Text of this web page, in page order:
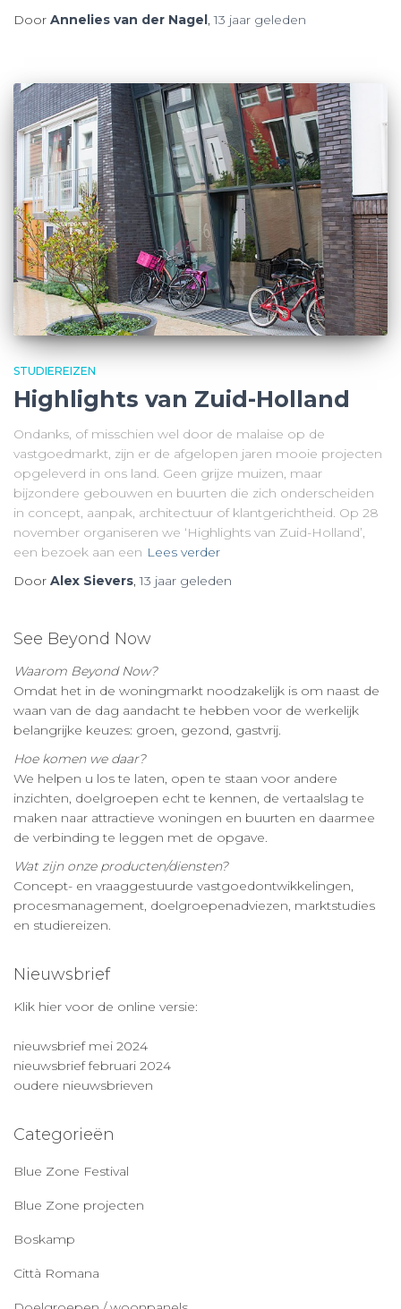
Door Annelies van der Nagel,13 jaar geleden
STUDIEREIZEN
Highlights van Zuid-Holland
Ondanks, of misschien wel door de malaise op de
vastgoedmarkt, zijn er de afgelopen jaren mooie projecten
opgeleverd in ons land. Geen grijze muizen, maar
bijzondere gebouwen en buurten die zich onderscheiden
in concept, aanpak, architectuur of klantgerichtheid. Op 28
november organiseren we ‘Highlights van Zuid-Holland’,
een bezoek aan een Lees verder
Door Alex Sievers,13 jaar geleden
See Beyond Now
Waarom Beyond Now?
Omdat het in de woningmarkt noodzakelijk is om naast de
waan van de dag aandacht te hebben voor de werkelijk
belangrijke keuzes: groen, gezond, gastvrij.
Hoe komen we daar?
We helpen u los te laten, open te staan voor andere
inzichten, doelgroepen echt te kennen, de vertaalslag te
maken naar attractieve woningen en buurten en daarmee
de verbinding te leggen met de opgave.
Wat zijn onze producten/diensten?
Concept- en vraaggestuurde vastgoedontwikkelingen,
procesmanagement, doelgroepenadviezen, marktstudies
en studiereizen.
Nieuwsbrief
Klik hier voor de online versie:
nieuwsbrief mei 2024
nieuwsbrief februari 2024
oudere nieuwsbrieven
Categorieën
Blue Zone Festival
Blue Zone projecten
Boskamp
Città Romana